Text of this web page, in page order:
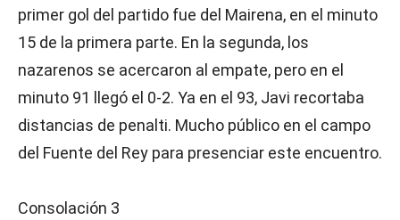
primer gol del partido fue del Mairena, en el minuto
15 de la primera parte. En la segunda, los
nazarenos se acercaron al empate, pero en el
minuto 91 llegó el 0-2. Ya en el 93, Javi recortaba
distancias de penalti. Mucho público en el campo
del Fuente del Rey para presenciar este encuentro.
Consolación 3